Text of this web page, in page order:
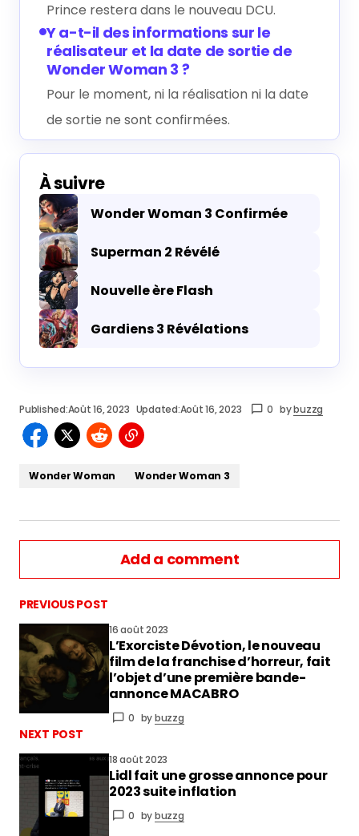
Prince restera dans le nouveau DCU.
Y a-t-il des informations sur le
réalisateur et la date de sortie de
Wonder Woman 3 ?
Pour le moment, ni la réalisation ni la date
de sortie ne sont confirmées.
À suivre
Wonder Woman 3 Confirmée
Superman 2 Révélé
Nouvelle ère Flash
Gardiens 3 Révélations
Published:Août 16, 2023 Updated:Août 16, 2023 0 bybuzzg
Wonder Woman Wonder Woman 3
Add a comment
vous connecter
PREVIOUS POST
16 août 2023
L’Exorciste Dévotion, le nouveau
film de la franchise d’horreur, fait
l’objet d’une première bande-
annonce MACABRO
0 bybuzzg
NEXT POST
18 août 2023
Lidl fait une grosse annonce pour
2023 suite inflation
0 bybuzzg